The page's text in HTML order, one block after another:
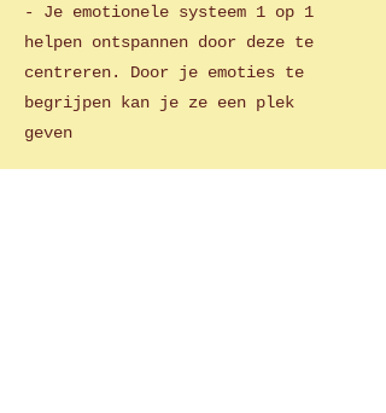
- Je emotionele systeem 1 op 1
helpen ontspannen door deze te
centreren. Door je emoties te
begrijpen kan je ze een plek
geven